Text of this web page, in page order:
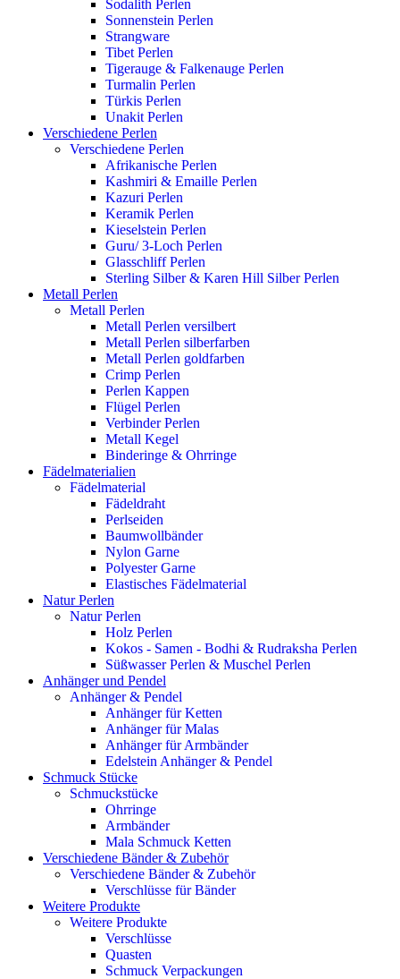
Sodalith Perlen
Sonnenstein Perlen
Strangware
Tibet Perlen
Tigerauge & Falkenauge Perlen
Turmalin Perlen
Türkis Perlen
Unakit Perlen
Verschiedene Perlen
Verschiedene Perlen
Afrikanische Perlen
Kashmiri & Emaille Perlen
Kazuri Perlen
Keramik Perlen
Kieselstein Perlen
Guru/ 3-Loch Perlen
Glasschliff Perlen
Sterling Silber & Karen Hill Silber Perlen
Metall Perlen
Metall Perlen
Metall Perlen versilbert
Metall Perlen silberfarben
Metall Perlen goldfarben
Crimp Perlen
Perlen Kappen
Flügel Perlen
Verbinder Perlen
Metall Kegel
Binderinge & Ohrringe
Fädelmaterialien
Fädelmaterial
Fädeldraht
Perlseiden
Baumwollbänder
Nylon Garne
Polyester Garne
Elastisches Fädelmaterial
Natur Perlen
Natur Perlen
Holz Perlen
Kokos - Samen - Bodhi & Rudraksha Perlen
Süßwasser Perlen & Muschel Perlen
Anhänger und Pendel
Anhänger & Pendel
Anhänger für Ketten
Anhänger für Malas
Anhänger für Armbänder
Edelstein Anhänger & Pendel
Schmuck Stücke
Schmuckstücke
Ohrringe
Armbänder
Mala Schmuck Ketten
Verschiedene Bänder & Zubehör
Verschiedene Bänder & Zubehör
Verschlüsse für Bänder
Weitere Produkte
Weitere Produkte
Verschlüsse
Quasten
Schmuck Verpackungen